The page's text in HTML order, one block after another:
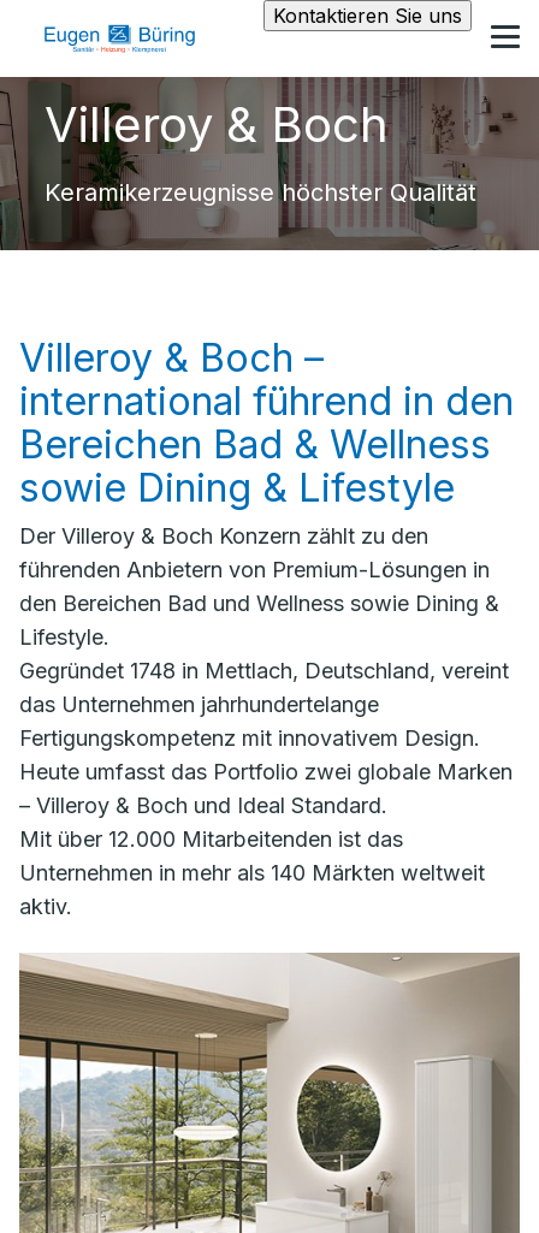
Kontaktieren Sie uns
Villeroy & Boch
Keramikerzeugnisse höchster Qualität
Villeroy & Boch –
international führend in den
Bereichen Bad & Wellness
sowie Dining & Lifestyle
Der Villeroy & Boch Konzern zählt zu den
führenden Anbietern von Premium-Lösungen in
den Bereichen Bad und Wellness sowie Dining &
Lifestyle.
Gegründet 1748 in Mettlach, Deutschland, vereint
das Unternehmen jahrhundertelange
Fertigungskompetenz mit innovativem Design.
Heute umfasst das Portfolio zwei globale Marken
– Villeroy & Boch und Ideal Standard.
Mit über 12.000 Mitarbeitenden ist das
Unternehmen in mehr als 140 Märkten weltweit
aktiv.